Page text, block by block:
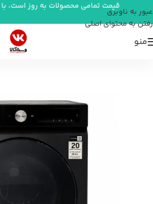
عبور به ناوبری
رفتن به محتوای اصلی
قیمت تمامی محصولات به روز است، با
منو
ماشین